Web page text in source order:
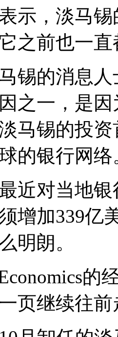
，淡马锡
之前也一
的消息人
之一，是
马锡的投
的银行网络
对当地银
增加339亿
明朗。
的
页继续往前